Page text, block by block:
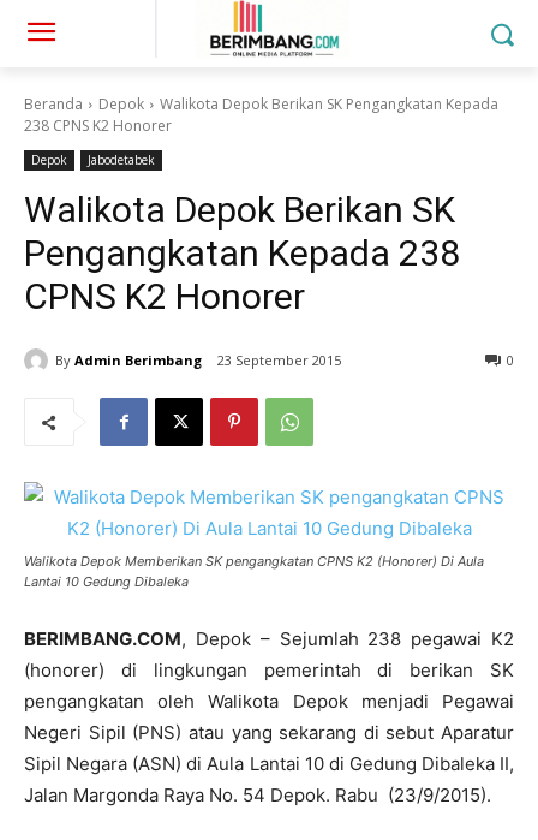
Beranda Depok
Walikota Depok Berikan SK Pengangkatan Kepada
238 CPNS K2 Honorer
Depok Jabodetabek
Walikota Depok Berikan SK
Pengangkatan Kepada 238
CPNS K2 Honorer
By Admin Berimbang 23 September 2015 0
Walikota Depok Memberikan SK pengangkatan CPNS K2 (Honorer) Di Aula
Lantai 10 Gedung Dibaleka
BERIMBANG.COM, Depok – Sejumlah 238 pegawai K2
(honorer) di lingkungan pemerintah di berikan SK
pengangkatan oleh Walikota Depok menjadi Pegawai
Negeri Sipil (PNS) atau yang sekarang di sebut Aparatur
Sipil Negara (ASN) di Aula Lantai 10 di Gedung Dibaleka II,
Jalan Margonda Raya No. 54 Depok. Rabu (23/9/2015).